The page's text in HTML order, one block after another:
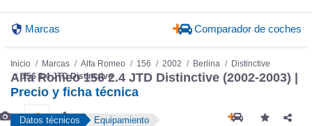
Marcas Comparador de coches
Inicio Marcas Alfa Romeo 156 2002 Berlina
Distinctive
156 2.4 JTD Distinctive
Alfa Romeo 156 2.4 JTD Distinctive (2002-2003) |
Precio y ficha técnica
Datos técnicos Equipamiento